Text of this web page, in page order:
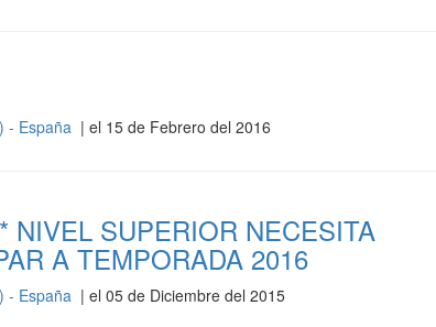
- España | el 15 de Febrero del 2016
NIVEL SUPERIOR NECESITA
A TEMPORADA 2016
- España | el 05 de Diciembre del 2015